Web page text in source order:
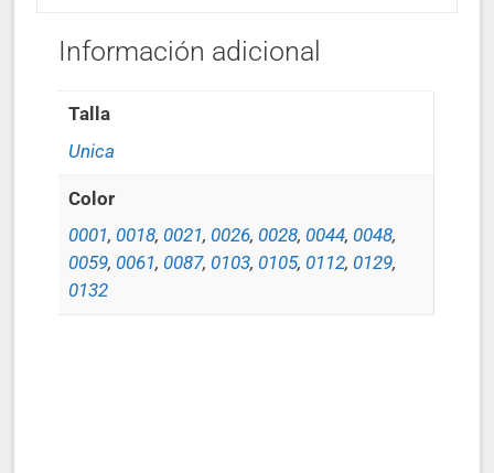
Información adicional
Talla
Unica
Color
0001, 0018, 0021, 0026, 0028, 0044, 0048,
0059, 0061, 0087, 0103, 0105, 0112, 0129,
0132